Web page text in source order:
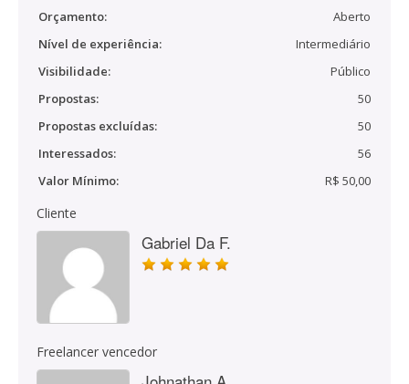
Orçamento:
Aberto
Nível de experiência:
Intermediário
Visibilidade:
Público
Propostas:
50
Propostas excluídas:
50
Interessados:
56
Valor Mínimo:
R$ 50,00
Cliente
Gabriel Da F.
Freelancer vencedor